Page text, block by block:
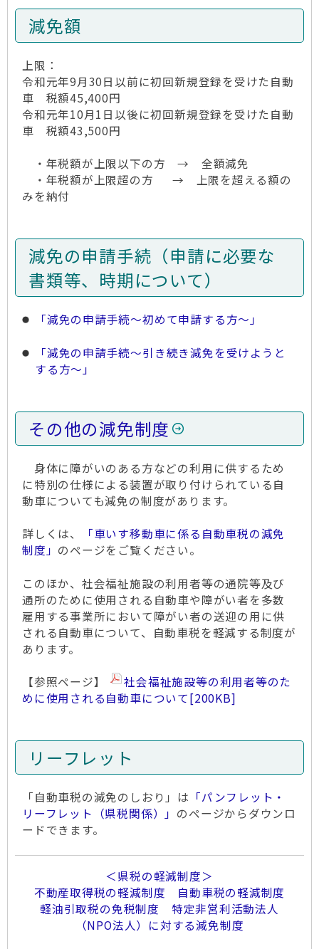
減免額
上限：
令和元年9月30日以前に初回新規登録を受けた自動
車 税額45,400円
令和元年10月1日以後に初回新規登録を受けた自動
車 税額43,500円
・年税額が上限以下の方 → 全額減免
・年税額が上限超の方 → 上限を超える額の
みを納付
減免の申請手続（申請に必要な
書類等、時期について）
「減免の申請手続～初めて申請する方～」
「減免の申請手続～引き続き減免を受けようと
する方～」
その他の減免制度
身体に障がいのある方などの利用に供するため
に特別の仕様による装置が取り付けられている自
動車についても減免の制度があります。
詳しくは、
「車いす移動車に係る自動車税の減免
制度」 のページをご覧ください。
このほか、社会福祉施設の利用者等の通院等及び
通所のために使用される自動車や障がい者を多数
雇用する事業所において障がい者の送迎の用に供
される自動車について、自動車税を軽減する制度が
あります。
【参照ページ】
社会福祉施設等の利用者等のた
めに使用される自動車について[200KB]
リーフレット
「自動車税の減免のしおり」は 「パンフレット・
リーフレット（県税関係）」 のページからダウンロ
ードできます。
＜県税の軽減制度＞
不動産取得税の軽減制度
自動車税の軽減制度
軽油引取税の免税制度
特定非営利活動法人
（NPO法人）に対する減免制度